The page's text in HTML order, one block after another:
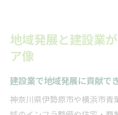
地域発展と建設業
ア像
建設業で地域発展に貢献で
神奈川県伊勢原市や横浜市青